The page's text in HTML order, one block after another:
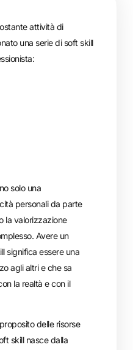
attività di
una serie di soft skill
solo una
personali da parte
la valorizzazione
Avere un
significa essere una
agli altri e che sa
la realtà e con il
delle risorse
skill nasce dalla